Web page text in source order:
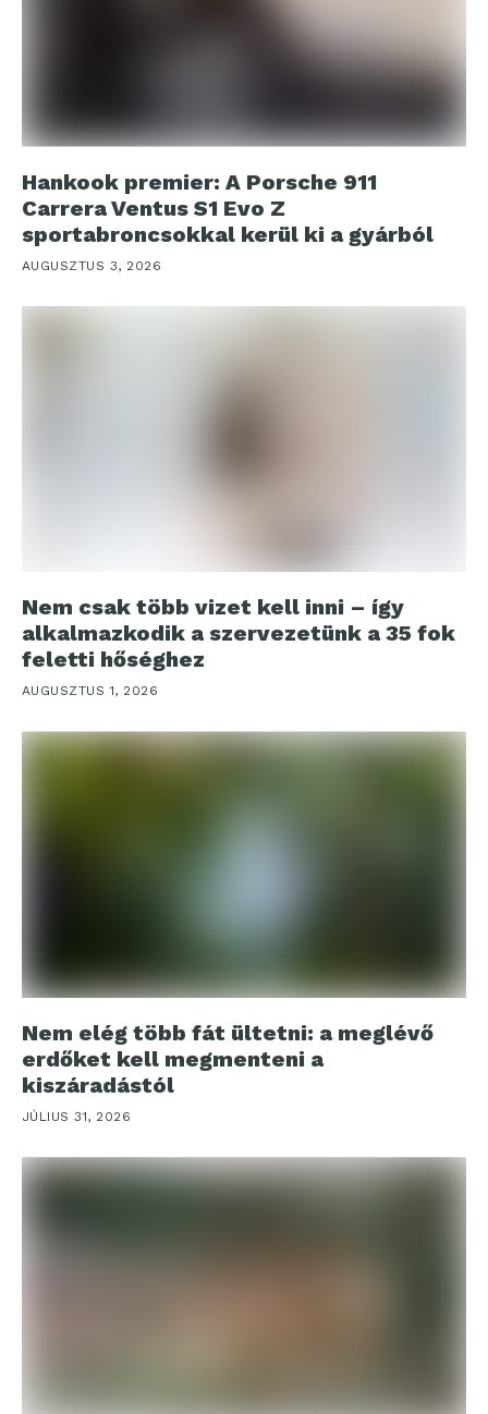
Hankook premier: A Porsche 911
Carrera Ventus S1 Evo Z
sportabroncsokkal kerül ki a gyárból
AUGUSZTUS 3, 2026
Nem csak több vizet kell inni – így
alkalmazkodik a szervezetünk a 35 fok
feletti hőséghez
AUGUSZTUS 1, 2026
Nem elég több fát ültetni: a meglévő
erdőket kell megmenteni a
kiszáradástól
JÚLIUS 31, 2026